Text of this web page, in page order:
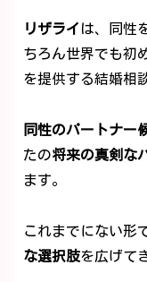
リザライ は、同性
ちろん世界でも初
を提供する結婚相
同性のパートナー
たの将来の真剣な
ます。
これまでにない形
な選択肢を広げて